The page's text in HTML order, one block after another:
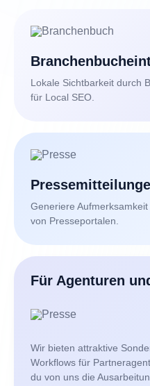
Lokale Sichtbarkeit durch
für Local SEO.
Generiere
von Presseportalen.
Für Agenturen
Wir bieten attraktive
Workflows für
du von uns die